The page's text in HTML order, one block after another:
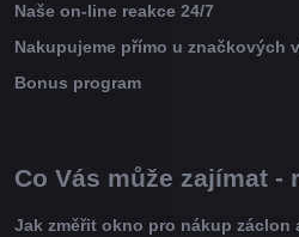
Naše on-line reakce 24/7
Nakupujeme přímo u značkových
Bonus program
Co Vás může zajímat -
Jak změřit okno pro nákup záclon